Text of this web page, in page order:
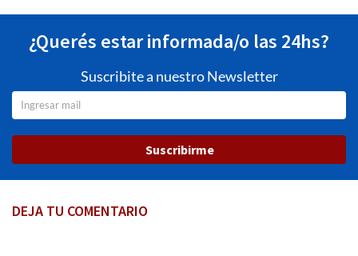
¿Querés estar informada/o las 24hs?
Suscribite a nuestro Newsletter
Suscribirme
DEJA TU COMENTARIO